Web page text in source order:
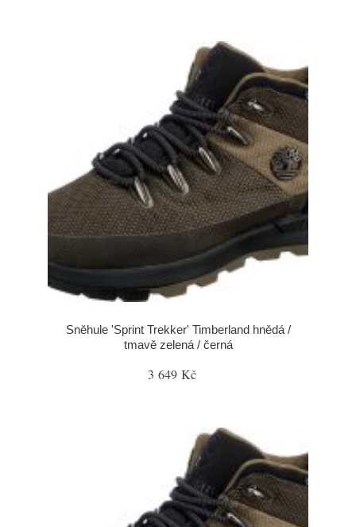
Sněhule 'Sprint Trekker' Timberland hnědá /
tmavě zelená / černá
3 649 Kč